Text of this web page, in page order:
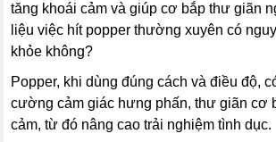
tăng khoái cảm và giúp cơ bắp thư giãn
liệu việc hít popper thường xuyên có
khỏe không?
Popper, khi dùng đúng cách và điều độ,
cường cảm giác hưng phấn, thư giãn cơ
cảm, từ đó nâng cao trải nghiệm tình dục.